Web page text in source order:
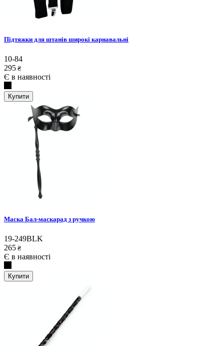
Підтяжки для штанів широкі карнавальні
10-84
295 ₴
Є в наявності
Купити
Маска Бал-маскарад з ручкою
19-249BLK
265 ₴
Є в наявності
Купити